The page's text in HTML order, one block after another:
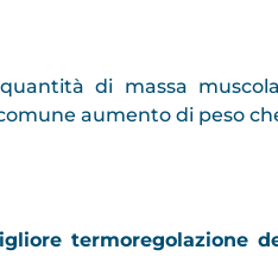
di massa
aumento di peso
termoregolazione